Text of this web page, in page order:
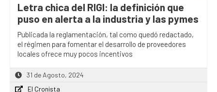
Letra chica del RIGI: la definición que
puso en alerta a la industria y las pymes
Publicada la reglamentación, tal como quedó redactado,
el régimen para fomentar el desarrollo de proveedores
locales ofrece muy pocos incentivos
31 de Agosto, 2024
El Cronista